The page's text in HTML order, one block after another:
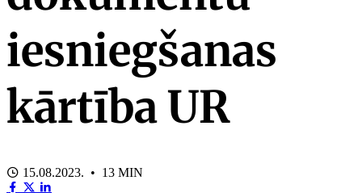
iesniegšanas
kārtība UR
15.08.2023. • 13 MIN